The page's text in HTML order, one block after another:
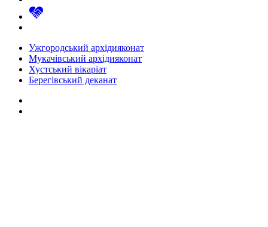
Ужгородський архідияконат
Мукачівський архідияконат
Хустський вікаріат
Берегівський деканат